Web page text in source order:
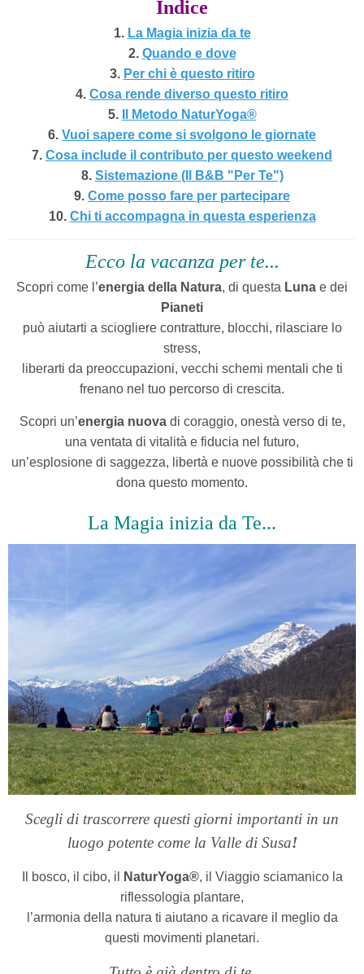
Indice
1. La Magia inizia da te
2. Quando e dove
3. Per chi è questo ritiro
4. Cosa rende diverso questo ritiro
5.
Il Metodo NaturYoga®
6. Vuoi sapere come si svolgono le giornate
7. Cosa include il contributo per questo weekend
8. Sistemazione (Il B&B "Per Te")
9. Come posso fare per partecipare
10. Chi ti accompagna in questa esperienza
Ecco la vacanza per te...
Scopri come l’energia della Natura, di questa Luna e dei
Pianeti
può aiutarti a sciogliere contratture, blocchi, rilasciare lo
stress,
liberarti da preoccupazioni, vecchi schemi mentali che ti
frenano nel tuo percorso di crescita.
Scopri un’energia nuovadi coraggio, onestà verso di te,
una ventata di vitalità e fiducia nel futuro,
un’esplosione di saggezza, libertà e nuove possibilità che ti
dona questo momento.
La Magia inizia da Te...
Scegli di trascorrere questi giorni importanti in un
luogo potente come la Valle di Susa!
Il bosco, il cibo, il NaturYoga®, il Viaggio sciamanico la
riflessologia plantare,
l’armonia della natura ti aiutano a ricavare il meglio da
questi movimenti planetari.